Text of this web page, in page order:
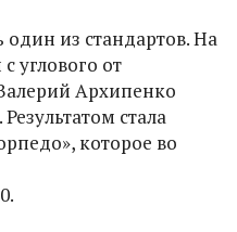
один из стандартов. На
углового от
Архипенко
стала
которое во